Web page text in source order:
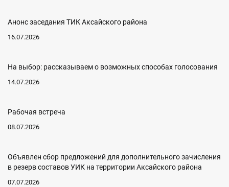
Анонс заседания ТИК Аксайского района
16.07.2026
На выбор: рассказываем о возможных способах голосования
14.07.2026
Рабочая встреча
08.07.2026
Объявлен сбор предложений для дополнительного зачисления
в резерв составов УИК на территории Аксайского района
07.07.2026